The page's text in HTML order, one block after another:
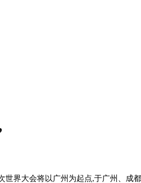
大会将以广州为起点,于广州、成